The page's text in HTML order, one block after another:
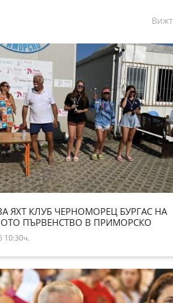
ЯХТ КЛУБ ЧЕРНОМОРЕЦ БУРГАС НА
ПЪРВЕНСТВО В ПРИМОРСКО
10:30ч.